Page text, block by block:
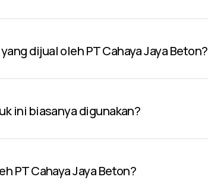
dijual oleh PT Cahaya Jaya Beton?
ini biasanya digunakan?
PT Cahaya Jaya Beton?